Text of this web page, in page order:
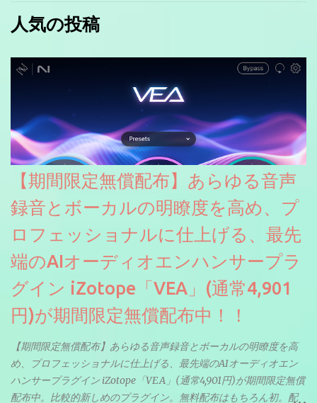
人気の投稿
【期間限定無償配布】あらゆる音声
録音とボーカルの明瞭度を高め、プ
ロフェッショナルに仕上げる、最先
端のAIオーディオエンハンサープラ
グイン iZotope「VEA」(通常4,901
円)が期間限定無償配布中！！
【期間限定無償配布】あらゆる音声録音とボーカルの明瞭度を高
め、プロフェッショナルに仕上げる、最先端のAIオーディオエン
ハンサープラグイン iZotope「VEA」(通常4,901円)が期間限定無償
配布中。比較的新しめのプラグイン。無料配布はもちろん初。配